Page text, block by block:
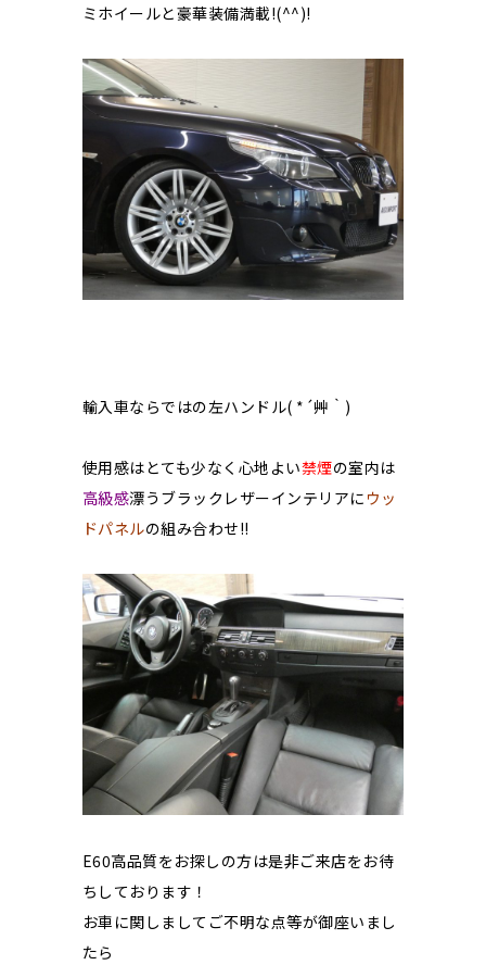
ミホイールと豪華装備満載!(^^)!
輸入車ならではの左ハンドル( *´艸｀)
使用感はとても少なく心地よい禁煙の室内は
高級感漂うブラックレザーインテリアに ウッ
ドパネルの組み合わせ!!
E60高品質をお探しの方は是非ご来店をお待
ちしております！
お車に関しましてご不明な点等が御座いまし
たら